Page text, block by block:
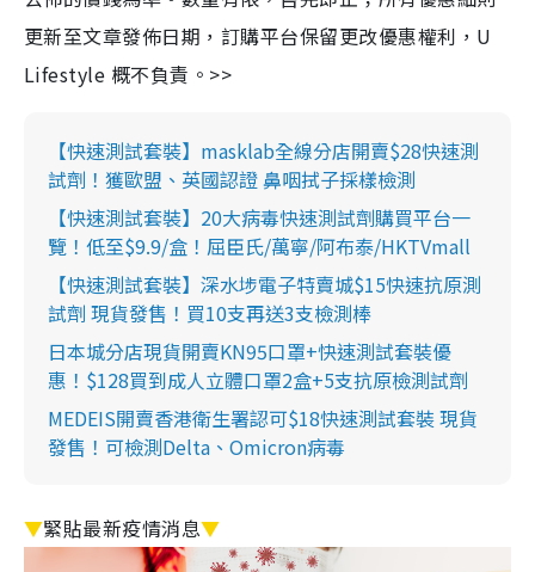
更新至文章發佈日期，訂購平台保留更改優惠權利，U
Lifestyle 概不負責。>>
【快速測試套裝】masklab全線分店開賣$28快速測
試劑！獲歐盟、英國認證 鼻咽拭子採樣檢測
【快速測試套裝】20大病毒快速測試劑購買平台一
覽！低至$9.9/盒！屈臣氏/萬寧/阿布泰/HKTVmall
【快速測試套裝】深水埗電子特賣城$15快速抗原測
試劑 現貨發售！買10支再送3支檢測棒
日本城分店現貨開賣KN95口罩+快速測試套裝優
惠！$128買到成人立體口罩2盒+5支抗原檢測試劑
MEDEIS開賣香港衛生署認可$18快速測試套裝 現貨
發售！可檢測Delta、Omicron病毒
▼緊貼最新疫情消息▼